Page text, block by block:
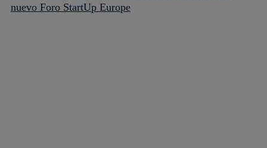
nuevo Foro StartUp Europe